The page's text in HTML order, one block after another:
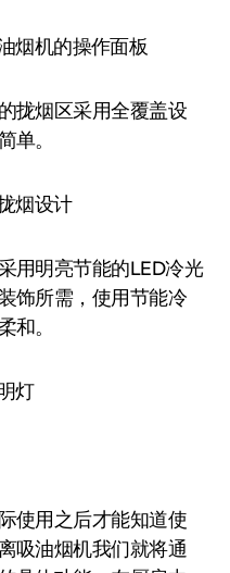
机的操作面板
烟区采用全覆盖设
单。
设计
明亮节能的LED冷光
饰所需，使用节能冷
和。
灯
用之后才能知道使
吸油烟机我们就将通